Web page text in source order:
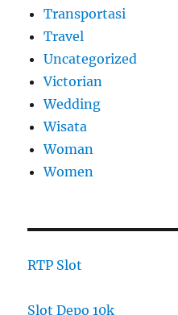
Transportasi
Travel
Uncategorized
Victorian
Wedding
Wisata
Woman
Women
RTP Slot
Slot Depo 10k